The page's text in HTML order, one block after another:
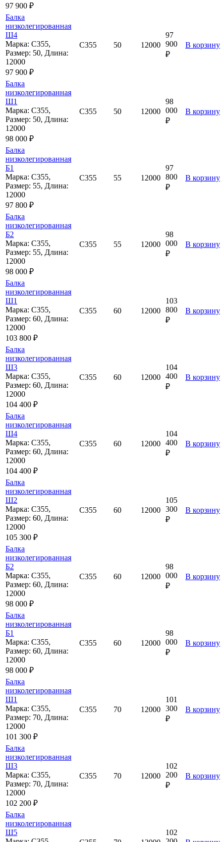
97 900 ₽
Балка
низколегированная
Ш4
Марка: С355,
Размер: 50, Длина:
12000
97 900 ₽
С355 50 12000
97
900
₽
В корзину
Балка
низколегированная
Ш1
Марка: С355,
Размер: 50, Длина:
12000
98 000 ₽
С355 50 12000
98
000
₽
В корзину
Балка
низколегированная
Б1
Марка: С355,
Размер: 55, Длина:
12000
97 800 ₽
С355 55 12000
97
800
₽
В корзину
Балка
низколегированная
Б2
Марка: С355,
Размер: 55, Длина:
12000
98 000 ₽
С355 55 12000
98
000
₽
В корзину
Балка
низколегированная
Ш1
Марка: С355,
Размер: 60, Длина:
12000
103 800 ₽
С355 60 12000
103
800
₽
В корзину
Балка
низколегированная
Ш3
Марка: С355,
Размер: 60, Длина:
12000
104 400 ₽
С355 60 12000
104
400
₽
В корзину
Балка
низколегированная
Ш4
Марка: С355,
Размер: 60, Длина:
12000
104 400 ₽
С355 60 12000
104
400
₽
В корзину
Балка
низколегированная
Ш2
Марка: С355,
Размер: 60, Длина:
12000
105 300 ₽
С355 60 12000
105
300
₽
В корзину
Балка
низколегированная
Б2
Марка: С355,
Размер: 60, Длина:
12000
98 000 ₽
С355 60 12000
98
000
₽
В корзину
Балка
низколегированная
Б1
Марка: С355,
Размер: 60, Длина:
12000
98 000 ₽
С355 60 12000
98
000
₽
В корзину
Балка
низколегированная
Ш1
Марка: С355,
Размер: 70, Длина:
12000
101 300 ₽
С355 70 12000
101
300
₽
В корзину
Балка
низколегированная
Ш3
Марка: С355,
Размер: 70, Длина:
12000
102 200 ₽
С355 70 12000
102
200
₽
В корзину
Балка
низколегированная
Ш5
102